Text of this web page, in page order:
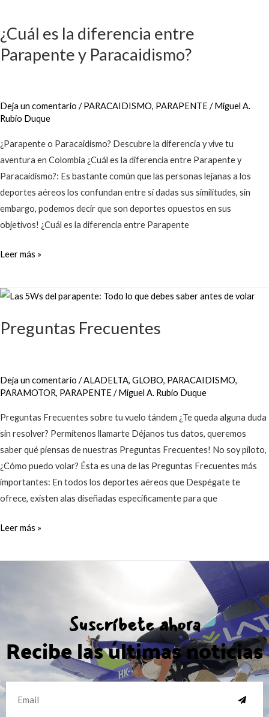
¿Cuál es la diferencia entre
Parapente y Paracaidismo?
Deja un comentario /PARACAIDISMO, PARAPENTE/Miguel A.
Rubio Duque
¿Parapente o Paracaidismo? Descubre la diferencia y vive tu
aventura en Colombia ¿Cuál es la diferencia entre Parapente y
Paracaidismo?: Es bastante común que las personas lejanas a los
deportes aéreos los confundan entre sí dadas sus similitudes, sin
embargo, podemos decir que son deportes opuestos en sus
objetivos! ¿Cuál es la diferencia entre Parapente
la
diferencia
Paracaidismo?
Leer más »
Preguntas Frecuentes
Deja un comentario /ALADELTA, GLOBO, PARACAIDISMO,
PARAMOTOR, PARAPENTE/Miguel A. Rubio Duque
Preguntas Frecuentes sobre tu vuelo tándem ¿Te queda alguna duda
sin resolver? Permítenos llamarte Déjanos tus datos, queremos
saber qué piensas de nuestras Preguntas Frecuentes! No soy piloto,
¿Cómo puedo volar? Ésta es una de las Preguntas Frecuentes más
importantes: En todos los deportes aéreos que Despégate te
ofrece, existen alas diseñadas específicamente para que
Preguntas
Leer más »
Suscríbete ahora
Recibe las últimas noticias